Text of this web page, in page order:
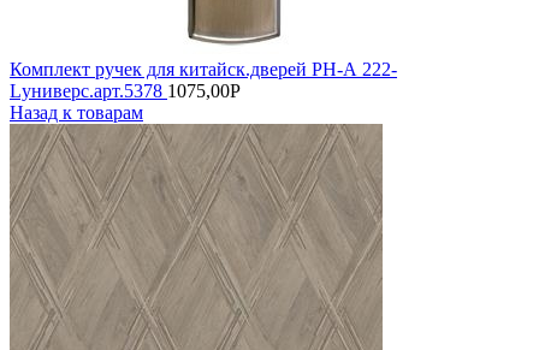
Комплект ручек для китайск.дверей РН-А 222-
Lуниверс.арт.5378 1075,00Р
Назад к товарам